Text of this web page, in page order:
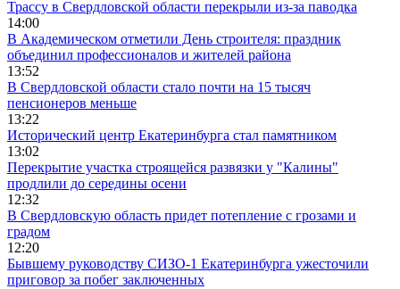
Трассу в Свердловской области перекрыли из-за паводка
14:00
В Академическом отметили День строителя: праздник
объединил профессионалов и жителей района
13:52
В Свердловской области стало почти на 15 тысяч
пенсионеров меньше
13:22
Исторический центр Екатеринбурга стал памятником
13:02
Перекрытие участка строящейся развязки у "Калины"
продлили до середины осени
12:32
В Свердловскую область придет потепление с грозами и
градом
12:20
Бывшему руководству СИЗО-1 Екатеринбурга ужесточили
приговор за побег заключенных